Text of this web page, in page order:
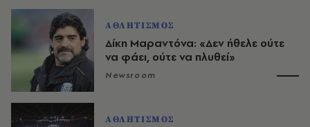
ΑΘΛΗΤΙΣΜΟΣ
Δίκη Μαραντόνα: «Δεν ήθελε ούτε
να φάει, ούτε να πλυθεί»
Newsroom
ΑΘΛΗΤΙΣΜΟΣ